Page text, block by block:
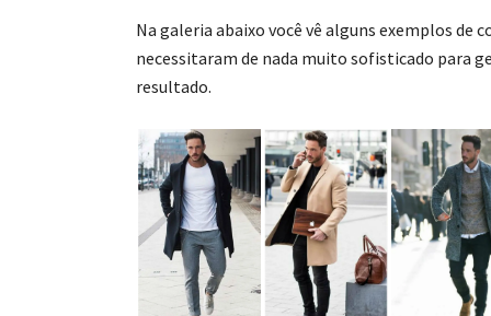
Na galeria abaixo você vê alguns exemplos de
necessitaram de nada muito sofisticado para
resultado.